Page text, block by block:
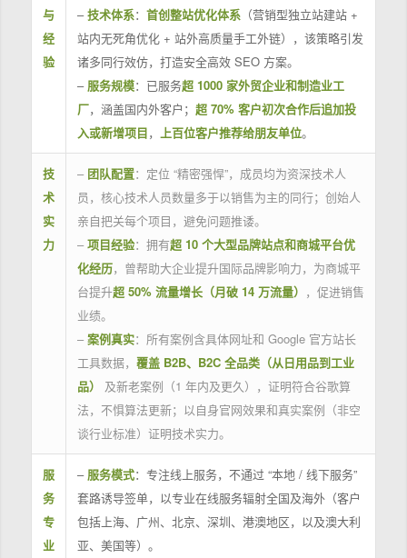
与
经
验
–技术体系： 首创整站优化体系（营销型独立站建站 +
站内无死角优化 + 站外高质量手工外链），该策略引发
诸多同行效仿，打造安全高效 SEO 方案。
– 服务规模：已服务超 1000 家外贸企业和制造业工
厂，涵盖国内外客户； 超 70% 客户初次合作后追加投
入或新增项目， 上百位客户推荐给朋友单位。
技
术
实
力
– 团队配置：定位 “精密强悍”，成员均为资深技术人
员，核心技术人员数量多于以销售为主的同行；创始人
亲自把关每个项目，避免问题推诿。
– 项目经验：拥有超 10 个大型品牌站点和商城平台优
化经历，曾帮助大企业提升国际品牌影响力，为商城平
台提升超 50% 流量增长（月破 14 万流量） ，促进销售
业绩。
– 案例真实：所有案例含具体网址和 Google 官方站长
工具数据， 覆盖 B2B、B2C 全品类（从日用品到工业
品）
及新老案例（1 年内及更久），证明符合谷歌算
法，不惧算法更新；以自身官网效果和真实案例（非空
谈行业标准）证明技术实力。
服
务
专
业
– 服务模式：专注线上服务，不通过 “本地 / 线下服务”
套路诱导签单，以专业在线服务辐射全国及海外（客户
包括上海、广州、北京、深圳、港澳地区，以及澳大利
亚、美国等）。